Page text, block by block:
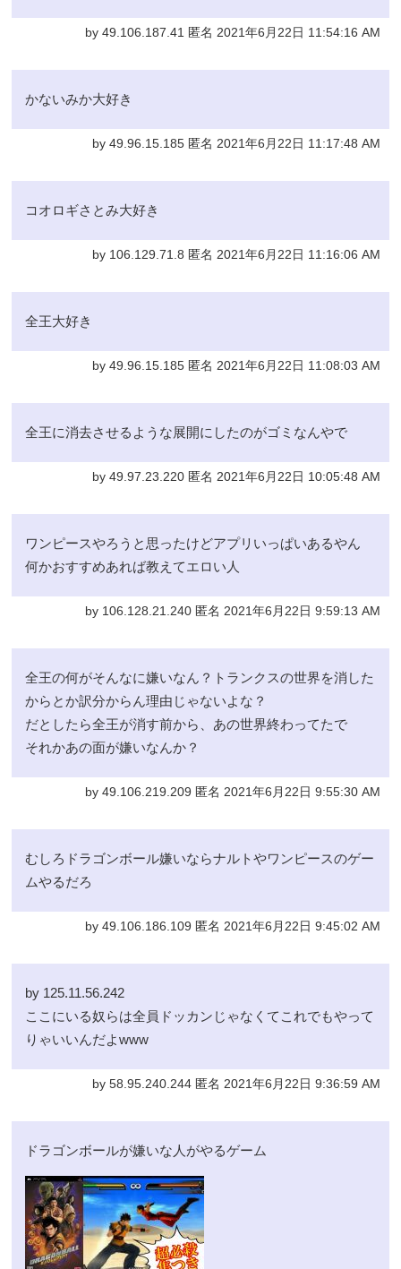
by 49.106.187.41 匿名 2021年6月22日 11:54:16 AM
かないみか大好き
by 49.96.15.185 匿名 2021年6月22日 11:17:48 AM
コオロギさとみ大好き
by 106.129.71.8 匿名 2021年6月22日 11:16:06 AM
全王大好き
by 49.96.15.185 匿名 2021年6月22日 11:08:03 AM
全王に消去させるような展開にしたのがゴミなんやで
by 49.97.23.220 匿名 2021年6月22日 10:05:48 AM
ワンピースやろうと思ったけどアプリいっぱいあるやん
何かおすすめあれば教えてエロい人
by 106.128.21.240 匿名 2021年6月22日 9:59:13 AM
全王の何がそんなに嫌いなん？トランクスの世界を消した
からとか訳分からん理由じゃないよな？
だとしたら全王が消す前から、あの世界終わってたで
それかあの面が嫌いなんか？
by 49.106.219.209 匿名 2021年6月22日 9:55:30 AM
むしろドラゴンボール嫌いならナルトやワンピースのゲー
ムやるだろ
by 49.106.186.109 匿名 2021年6月22日 9:45:02 AM
by 125.11.56.242
ここにいる奴らは全員ドッカンじゃなくてこれでもやって
りゃいいんだよwww
by 58.95.240.244 匿名 2021年6月22日 9:36:59 AM
ドラゴンボールが嫌いな人がやるゲーム